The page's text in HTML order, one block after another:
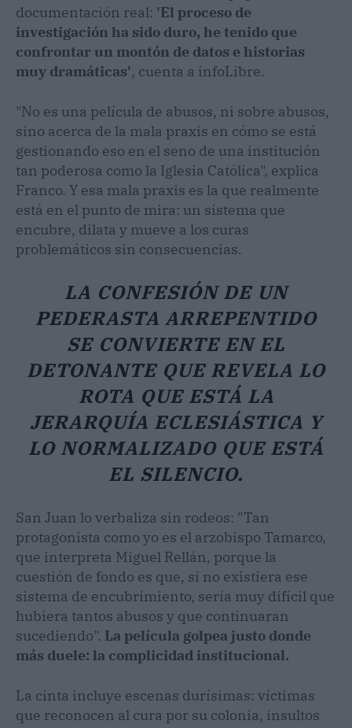
documentación real: 'El proceso de
investigación ha sido duro, he tenido que
confrontar un montón de datos e historias
muy dramáticas', cuenta a infoLibre.
"No es una película de abusos, ni sobre abusos,
sino acerca de la mala praxis en cómo se está
gestionando eso en el seno de una institución
tan poderosa como la Iglesia Católica", explica
Franco. Y esa mala praxis es la que realmente
está en el punto de mira: un sistema que
encubre, dilata y mueve a los curas
problemáticos sin consecuencias.
LA CONFESIÓN DE UN
PEDERASTA ARREPENTIDO
SE CONVIERTE EN EL
DETONANTE QUE REVELA LO
ROTA QUE ESTÁ LA
JERARQUÍA ECLESIÁSTICA Y
LO NORMALIZADO QUE ESTÁ
EL SILENCIO.
San Juan lo verbaliza sin rodeos: "Tan
protagonista como yo es el arzobispo Tamarco,
que interpreta Miguel Rellán, porque la
cuestión de fondo es que, si no existiera ese
sistema de encubrimiento, sería muy difícil que
hubiera tantos abusos y que continuaran
sucediendo". La película golpea justo donde
más duele: la complicidad institucional.
La cinta incluye escenas durísimas: víctimas
que reconocen al cura por su colonia, insultos